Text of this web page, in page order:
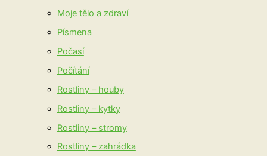
Moje tělo a zdraví
Písmena
Počasí
Počítání
Rostliny – houby
Rostliny – kytky
Rostliny – stromy
Rostliny – zahrádka